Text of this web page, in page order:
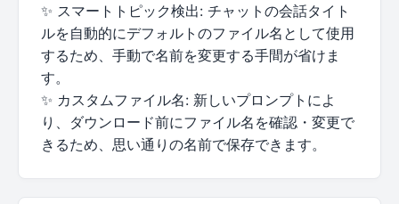
✨ スマートトピック検出: チャットの会話タイト
ルを自動的にデフォルトのファイル名として使用
するため、手動で名前を変更する手間が省けま
す。
✨ カスタムファイル名: 新しいプロンプトによ
り、ダウンロード前にファイル名を確認・変更で
きるため、思い通りの名前で保存できます。